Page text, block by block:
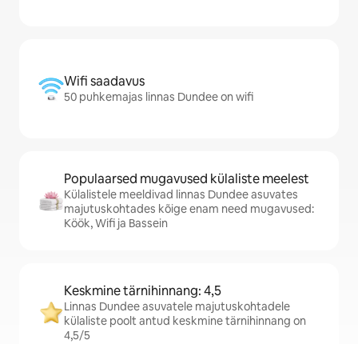
Wifi saadavus
50 puhkemajas linnas Dundee on wifi
Populaarsed mugavused külaliste meelest
Külalistele meeldivad linnas Dundee asuvates
majutuskohtades kõige enam need mugavused:
Köök, Wifi ja Bassein
Keskmine tärnihinnang: 4,5
Linnas Dundee asuvatele majutuskohtadele
külaliste poolt antud keskmine tärnihinnang on
4,5/5